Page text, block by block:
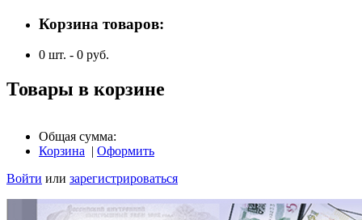
Корзина товаров:
0 шт. - 0 руб.
Товары в корзине
Общая сумма:
Корзина | Оформить
Войти или зарегистрироваться